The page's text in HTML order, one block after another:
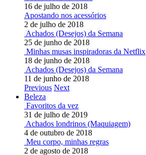
16 de julho de 2018
Apostando nos acessórios
2 de julho de 2018
Achados (Desejos) da Semana
25 de junho de 2018
Minhas musas inspiradoras da Netflix
18 de junho de 2018
Achados (Desejos) da Semana
11 de junho de 2018
Previous Next
Beleza
Favoritos da vez
31 de julho de 2019
Achados londrinos (Maquiagem)
4 de outubro de 2018
Meu corpo, minhas regras
2 de agosto de 2018